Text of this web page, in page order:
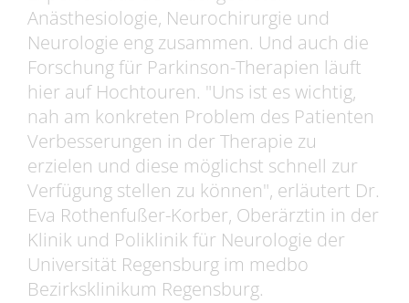
Anästhesiologie, Neurochirurgie und
Neurologie eng zusammen. Und auch die
Forschung für Parkinson-Therapien läuft
hier auf Hochtouren. "Uns ist es wichtig,
nah am konkreten Problem des Patienten
Verbesserungen in der Therapie zu
erzielen und diese möglichst schnell zur
Verfügung stellen zu können", erläutert Dr.
Eva Rothenfußer-Korber, Oberärztin in der
Klinik und Poliklinik für Neurologie der
Universität Regensburg im medbo
Bezirksklinikum Regensburg.